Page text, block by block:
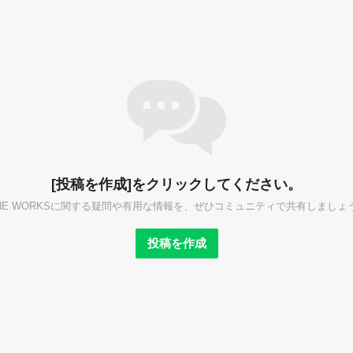
[投稿を作成]をクリックしてください。
WORKSに関する疑問や有用な情報を、ぜひコミュニティで共有しましょ
投稿を作成